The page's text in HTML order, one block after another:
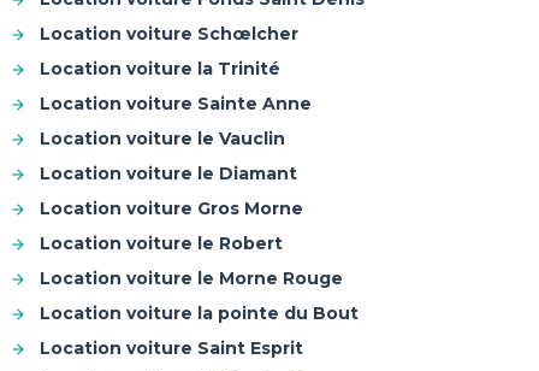
Location voiture Schœlcher
Location voiture la Trinité
Location voiture Sainte Anne
Location voiture le Vauclin
Location voiture le Diamant
Location voiture Gros Morne
Location voiture le Robert
Location voiture le Morne Rouge
Location voiture la pointe du Bout
Location voiture Saint Esprit